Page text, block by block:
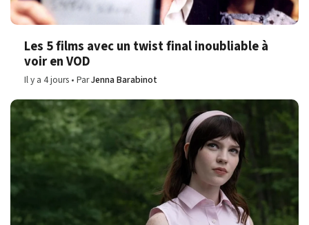
Les 5 films avec un twist final inoubliable à
voir en VOD
Il y a 4 jours ParJenna Barabinot